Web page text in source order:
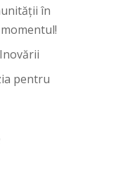
în
pentru